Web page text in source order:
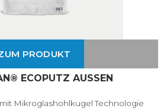
PRODUKT
ECOPUTZ AUSSEN
Mikroglashohlkugel Technologie